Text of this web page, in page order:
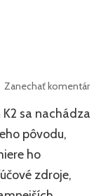
Zanechať komentárk
sa nachádza
pôvodu,
ho
zdroje,